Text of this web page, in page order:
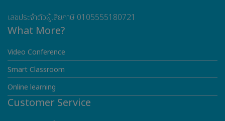
เลขประจำตัวผู้เสียภาษี 0105555180721
What More?
Video Conference
Smart Classroom
Online learning
Customer Service